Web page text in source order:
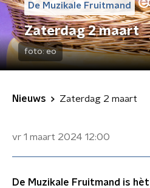
De Muzikale Fruitmand
Zaterdag 2 maart
foto:eo
Nieuws Zaterdag 2 maart
vr 1 maart 2024 12:00
De Muzikale Fruitmand is hèt